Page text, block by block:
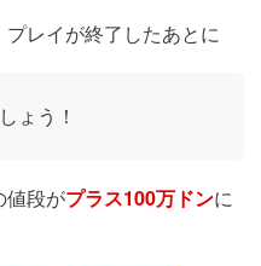
レイが終了したあとに
ょう！
値段がプラス100万ドンに